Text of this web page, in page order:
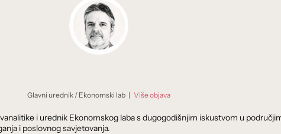
Glavni urednik / Ekonomski lab | Više objava
i urednik Ekonomskog laba s dugogodišnjim iskustvom u
i poslovnog savjetovanja.